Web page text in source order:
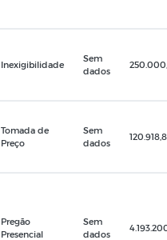
Inexigibilidade
Sem
dados
Tomada de
Preço
Sem
dados
Pregão
Presencial
Sem
dados